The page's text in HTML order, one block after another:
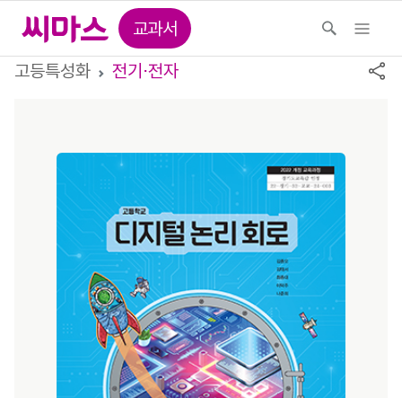
교과서
고등특성화
전기⋅전자